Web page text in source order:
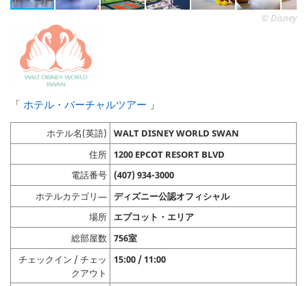
© Disney
「 ホテル・バーチャルツアー 」
ホテル名(英語)
WALT DISNEY WORLD SWAN
住所 1200 EPCOT RESORT BLVD
電話番号 (407) 934-3000
ホテルカテゴリ― ディズニー公認オフィシャル
場所
エプコット・エリア
総部屋数 756室
チェックイン / チェッ
クアウト
15:00 / 11:00